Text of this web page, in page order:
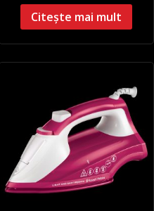
Citește mai mult